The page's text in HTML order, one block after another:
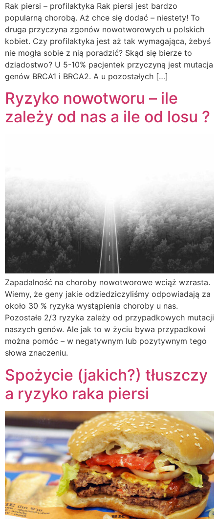
Rak piersi – profilaktyka Rak piersi jest bardzo
popularną chorobą. Aż chce się dodać – niestety! To
druga przyczyna zgonów nowotworowych u polskich
kobiet. Czy profilaktyka jest aż tak wymagająca, żebyś
nie mogła sobie z nią poradzić? Skąd się bierze to
dziadostwo? U 5-10% pacjentek przyczyną jest mutacja
genów BRCA1 i BRCA2. A u pozostałych […]
Ryzyko nowotworu – ile
zależy od nas a ile od losu ?
Zapadalność na choroby nowotworowe wciąż wzrasta.
Wiemy, że geny jakie odziedziczyliśmy odpowiadają za
około 30 % ryzyka wystąpienia choroby u nas.
Pozostałe 2/3 ryzyka zależy od przypadkowych mutacji
naszych genów. Ale jak to w życiu bywa przypadkowi
można pomóc – w negatywnym lub pozytywnym tego
słowa znaczeniu.
Spożycie (jakich?) tłuszczy
a ryzyko raka piersi